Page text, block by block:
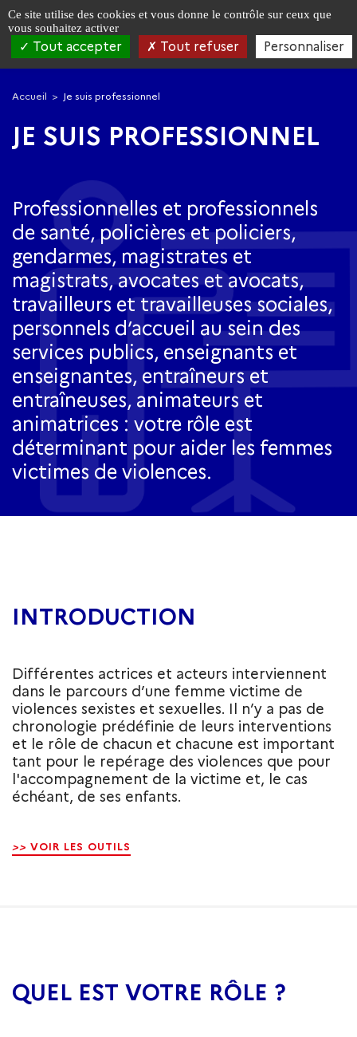
contenu
Accueil Je suis professionnel
JE SUIS PROFESSIONNEL
Professionnelles et professionnels
de santé, policières et policiers,
gendarmes, magistrates et
magistrats, avocates et avocats,
travailleurs et travailleuses sociales,
personnels d’accueil au sein des
services publics, enseignants et
enseignantes, entraîneurs et
entraîneuses, animateurs et
animatrices : votre rôle est
déterminant pour aider les femmes
victimes de violences.
INTRODUCTION
Différentes actrices et acteurs interviennent
dans le parcours d’une femme victime de
violences sexistes et sexuelles. Il n’y a pas de
chronologie prédéfinie de leurs interventions
et le rôle de chacun et chacune est important
tant pour le repérage des violences que pour
l'accompagnement de la victime et, le cas
échéant, de ses enfants.
>> VOIR LES OUTILS
QUEL EST VOTRE RÔLE ?
Panneau de gestion des cookies
Ce site utilise des cookies et vous donne le contrôle sur ceux que
vous souhaitez activer
Tout accepter Tout refuser Personnaliser